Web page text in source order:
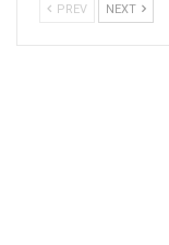
PREV NEXT